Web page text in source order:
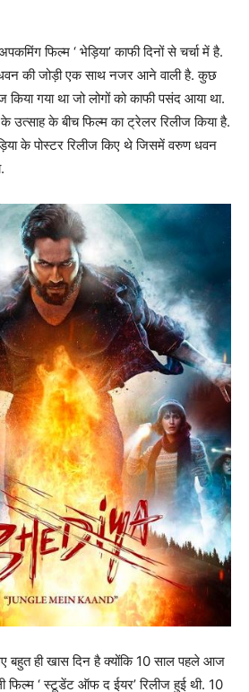
फिल्म ‘ भेड़िया’ काफी दिनों से चर्चा में है.
की जोड़ी एक साथ नजर आने वाली है. कुछ
गया था जो लोगों को काफी पसंद आया था.
के बीच फिल्म का ट्रेलर रिलीज किया है.
के पोस्टर रिलीज किए थे जिसमें वरुण धवन
ही खास दिन है क्योंकि 10 साल पहले आज
फिल्म ‘ स्टूडेंट ऑफ द ईयर’ रिलीज हुई थी. 10